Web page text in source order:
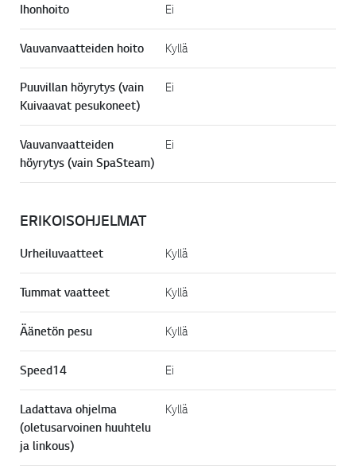
Ihonhoito Ei
Vauvanvaatteiden hoito Kyllä
Puuvillan höyrytys (vain
Kuivaavat pesukoneet)
Ei
Vauvanvaatteiden
höyrytys (vain SpaSteam)
Ei
ERIKOISOHJELMAT
Urheiluvaatteet Kyllä
Tummat vaatteet Kyllä
Äänetön pesu Kyllä
Speed14 Ei
Ladattava ohjelma
(oletusarvoinen huuhtelu
ja linkous)
Kyllä